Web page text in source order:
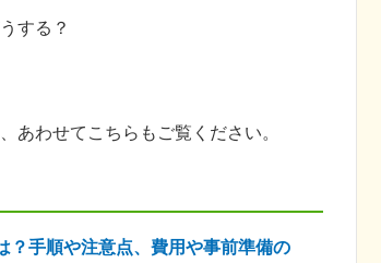
する？
あわせてこちらもご覧ください。
？手順や注意点、費用や事前準備の